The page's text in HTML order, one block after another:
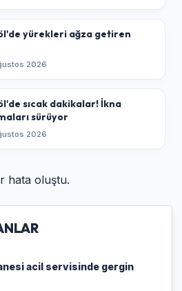
yürekleri ağza getiren
2026
sıcak dakikalar! İkna
sürüyor
2026
hata oluştu.
acil servisinde gergin